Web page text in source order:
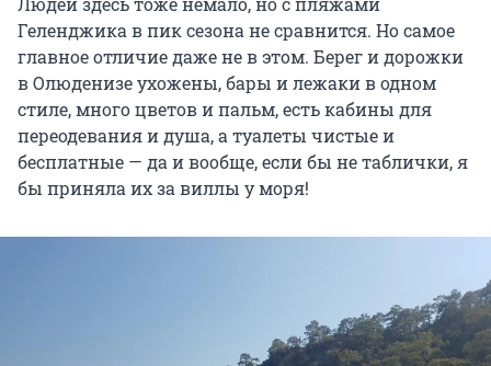
Геленджика в пик сезона не сравнится. Но самое
главное отличие даже не в этом. Берег и дорожки
в Олюденизе ухожены, бары и лежаки в одном
стиле, много цветов и пальм, есть кабины для
переодевания и душа, а туалеты чистые и
бесплатные — да и вообще, если бы не таблички, я
бы приняла их за виллы у моря!